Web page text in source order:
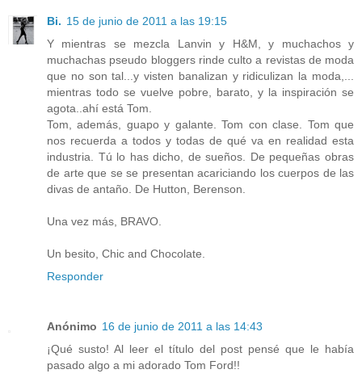
Bi. 15 de junio de 2011 a las 19:15
Y mientras se mezcla Lanvin y H&M, y muchachos y
muchachas pseudo bloggers rinde culto a revistas de moda
que no son tal...y visten banalizan y ridiculizan la moda,...
mientras todo se vuelve pobre, barato, y la inspiración se
agota..ahí está Tom.
Tom, además, guapo y galante. Tom con clase. Tom que
nos recuerda a todos y todas de qué va en realidad esta
industria. Tú lo has dicho, de sueños. De pequeñas obras
de arte que se se presentan acariciando los cuerpos de las
divas de antaño. De Hutton, Berenson.
Una vez más, BRAVO.
Un besito, Chic and Chocolate.
Responder
Anónimo 16 de junio de 2011 a las 14:43
¡Qué susto! Al leer el título del post pensé que le había
pasado algo a mi adorado Tom Ford!!